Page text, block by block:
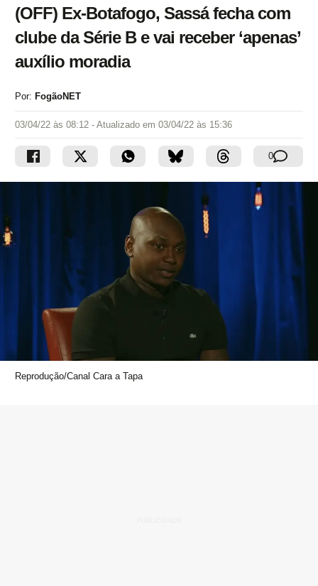
(OFF) Ex-Botafogo, Sassá fecha com
clube da Série B e vai receber ‘apenas’
auxílio moradia
Por: FogãoNET
03/04/22 às 08:12 - Atualizado em 03/04/22 às 15:36
0
Reprodução/Canal Cara a Tapa